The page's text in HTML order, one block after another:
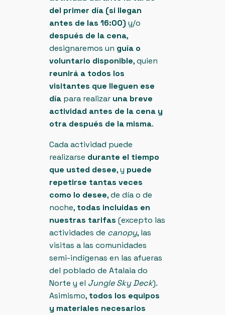
del primer día (si llegan
antes de las 16:00) y/o
después de la cena,
designaremos un guía o
voluntario disponible, quien
reunirá a todos los
visitantes que lleguen ese
día para realizar una breve
actividad antes de la cena y
otra después de la misma.
Cada actividad puede
realizarse durante el tiempo
que usted desee, y puede
repetirse tantas veces
como lo desee, de día o de
noche, todas incluidas en
nuestras tarifas (excepto las
actividades de canopy, las
visitas a las comunidades
semi-indígenas en las afueras
del poblado de Atalaia do
Norte y el Jungle Sky Deck).
Asimismo, todos los equipos
y materiales necesarios